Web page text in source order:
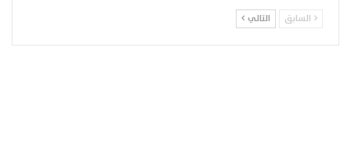
السابق التالي